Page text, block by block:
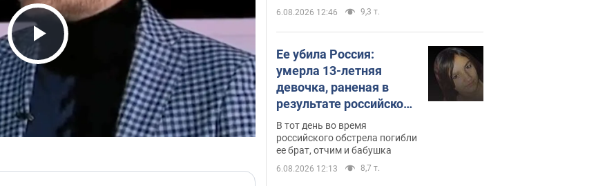
Play Video
6.08.2026 12:46 9,3 т.
Ее убила Россия:
умерла 13-летняя
девочка, раненая в
результате российской
атаки на Сумскую
область. Фото
В тот день во время
российского обстрела погибли
ее брат, отчим и бабушка
6.08.2026 12:13 8,7 т.